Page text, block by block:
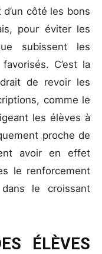
côté les bons
pour éviter les
subissent les
C’est la
de revoir les
comme le
les élèves à
proche de
avoir en effet
le renforcement
le croissant
ÉLÈVES